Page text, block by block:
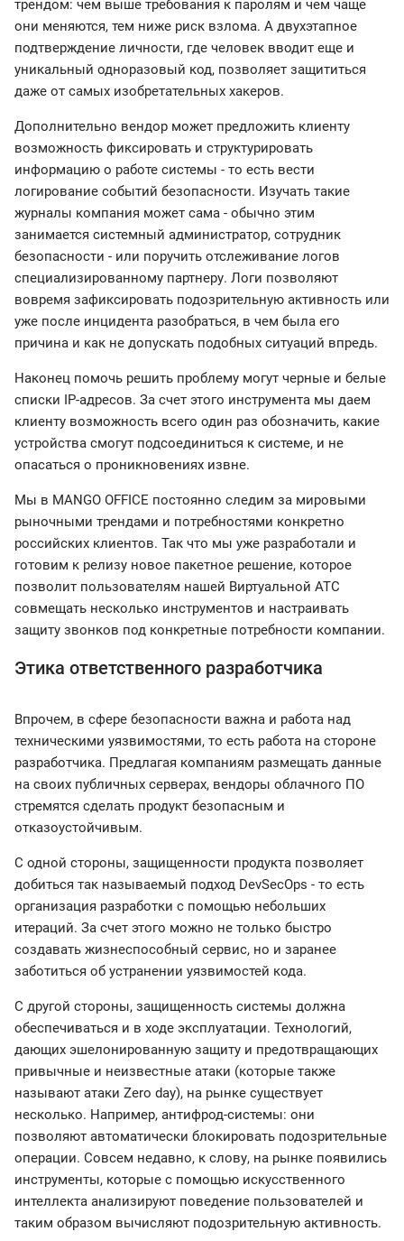
трендом: чем выше требования к паролям и чем чаще
они меняются, тем ниже риск взлома. А двухэтапное
подтверждение личности, где человек вводит еще и
уникальный одноразовый код, позволяет защититься
даже от самых изобретательных хакеров.
Дополнительно вендор может предложить клиенту
возможность фиксировать и структурировать
информацию о работе системы - то есть вести
логирование событий безопасности. Изучать такие
журналы компания может сама - обычно этим
занимается системный администратор, сотрудник
безопасности - или поручить отслеживание логов
специализированному партнеру. Логи позволяют
вовремя зафиксировать подозрительную активность или
уже после инцидента разобраться, в чем была его
причина и как не допускать подобных ситуаций впредь.
Наконец помочь решить проблему могут черные и белые
списки IP-адресов. За счет этого инструмента мы даем
клиенту возможность всего один раз обозначить, какие
устройства смогут подсоединиться к системе, и не
опасаться о проникновениях извне.
Мы в MANGO OFFICE постоянно следим за мировыми
рыночными трендами и потребностями конкретно
российских клиентов. Так что мы уже разработали и
готовим к релизу новое пакетное решение, которое
позволит пользователям нашей Виртуальной АТС
совмещать несколько инструментов и настраивать
защиту звонков под конкретные потребности компании.
Этика ответственного разработчика
Впрочем, в сфере безопасности важна и работа над
техническими уязвимостями, то есть работа на стороне
разработчика. Предлагая компаниям размещать данные
на своих публичных серверах, вендоры облачного ПО
стремятся сделать продукт безопасным и
отказоустойчивым.
С одной стороны, защищенности продукта позволяет
добиться так называемый подход DevSecOps - то есть
организация разработки с помощью небольших
итераций. За счет этого можно не только быстро
создавать жизнеспособный сервис, но и заранее
заботиться об устранении уязвимостей кода.
С другой стороны, защищенность системы должна
обеспечиваться и в ходе эксплуатации. Технологий,
дающих эшелонированную защиту и предотвращающих
привычные и неизвестные атаки (которые также
называют атаки Zero day), на рынке существует
несколько. Например, антифрод-системы: они
позволяют автоматически блокировать подозрительные
операции. Совсем недавно, к слову, на рынке появились
инструменты, которые с помощью искусственного
интеллекта анализируют поведение пользователей и
таким образом вычисляют подозрительную активность.